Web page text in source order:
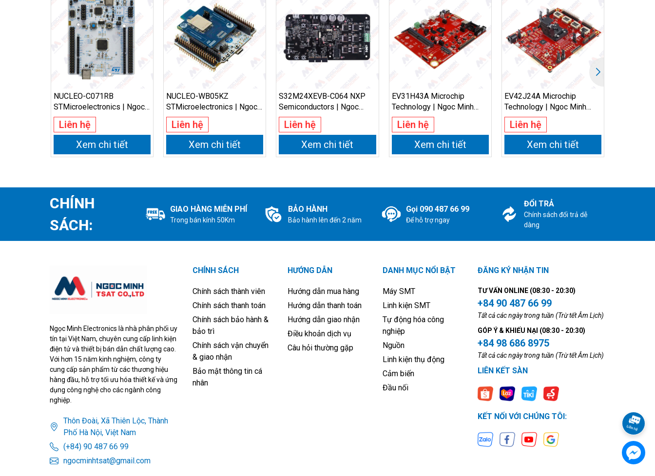
NUCLEO-C071RB
STMicroelectronics | Ngoc
Minh Electronics
Liên hệ
Xem chi tiết
NUCLEO-WB05KZ
STMicroelectronics | Ngoc
Minh Electronics
Liên hệ
Xem chi tiết
S32M24XEVB-C064 NXP
Semiconductors | Ngoc
Minh Electronics
Liên hệ
Xem chi tiết
EV31H43A Microchip
Technology | Ngoc Minh
Electronics
Liên hệ
Xem chi tiết
EV42J24A Microchip
Technology | Ngoc Minh
Electronics
Liên hệ
Xem chi tiết
CHÍNH
SÁCH:
GIAO HÀNG MIỄN PHÍ
Trong bán kính 50Km
BẢO HÀNH
Bảo hành lên đến 2 năm
Gọi 090 487 66 99
Để hỗ trợ ngay
ĐỔI TRẢ
Chính sách đổi trả dễ
dàng
Ngọc Minh Electronics là nhà phân phối uy
tín tại Việt Nam, chuyên cung cấp linh kiện
điện tử và thiết bị bán dẫn chất lượng cao.
Với hơn 15 năm kinh nghiệm, công ty
cung cấp sản phẩm từ các thương hiệu
hàng đầu, hỗ trợ tối ưu hóa thiết kế và ứng
dụng công nghệ cho các ngành công
nghiệp.
Thôn Đoài, Xã Thiên Lộc, Thành
Phố Hà Nội, Việt Nam
(+84) 90 487 66 99
ngocminhtsat@gmail.com
CHÍNH SÁCH
Chính sách thành viên
Chính sách thanh toán
Chính sách bảo hành &
bảo trì
Chính sách vận chuyển
& giao nhận
Bảo mật thông tin cá
nhân
HƯỚNG DẪN
Hướng dẫn mua hàng
Hướng dẫn thanh toán
Hướng dẫn giao nhận
Điều khoản dịch vụ
Câu hỏi thường gặp
DANH MỤC NỔI BẬT
Máy SMT
Linh kiện SMT
Tự động hóa công
nghiệp
Nguồn
Linh kiện thụ động
Cảm biến
Đầu nối
ĐĂNG KÝ NHẬN TIN
TƯ VẤN ONLINE (08:30 - 20:30)
+84 90 487 66 99
Tất cả các ngày trong tuần (Trừ tết Âm Lịch)
GÓP Ý & KHIẾU NẠI (08:30 - 20:30)
+84 98 686 8975
Tất cả các ngày trong tuần (Trừ tết Âm Lịch)
LIÊN KẾT SÀN
KẾT NỐI VỚI CHÚNG TÔI: